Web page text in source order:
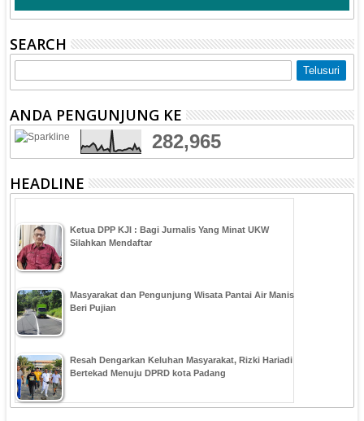
SEARCH
ANDA PENGUNJUNG KE
282,965
HEADLINE
Ketua DPP KJI : Bagi Jurnalis Yang Minat UKW
Silahkan Mendaftar
Masyarakat dan Pengunjung Wisata Pantai Air Manis
Beri Pujian
Resah Dengarkan Keluhan Masyarakat, Rizki Hariadi
Bertekad Menuju DPRD kota Padang